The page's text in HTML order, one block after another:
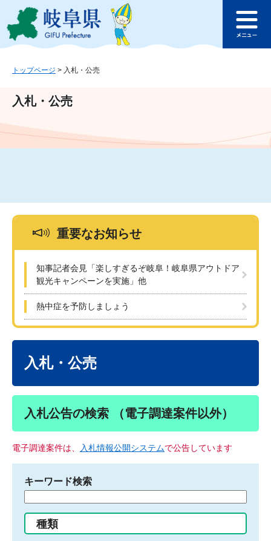
ジ
ュ
文
このページの本文へ
ュ
トップページ > 入札・公売
入札・公売
重要なお知らせ
知事記者会見「楽しすぎるぞ岐阜！岐阜県アウトドア
観光キャンペーンを実施」他
熱中症を予防しましょう
入札・公売
入札公告の検索 （電子調達案件以外）
電子調達案件は、 入札情報公開システムで公告しています
キーワード検索
る
種類